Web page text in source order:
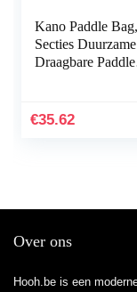
Kano Paddle
Secties Duurzame
Draagbare Paddle
voor Kajak Kano
€35.62
Over ons
Hooh.be is een